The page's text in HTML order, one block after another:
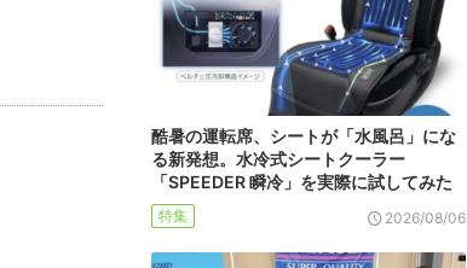
酷暑の運転席、シートが「水風呂」にな
る新発想。水冷式シートクーラー
「SPEEDER 瞬冷」を実際に試してみた
特集 2026/08/06